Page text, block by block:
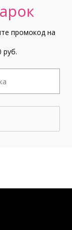
промокод на
руб.